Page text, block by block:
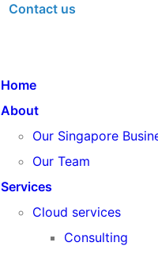
Contact us
Home
About
Our Singapore
Our Team
Services
Cloud services
Consulting